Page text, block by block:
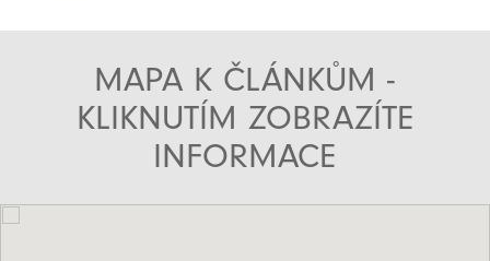
MAPA K ČLÁNKŮM -
KLIKNUTÍM ZOBRAZÍTE
INFORMACE